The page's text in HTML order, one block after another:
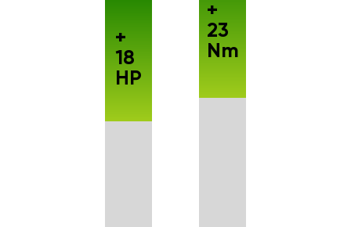
+
18
HP
+
23
Nm